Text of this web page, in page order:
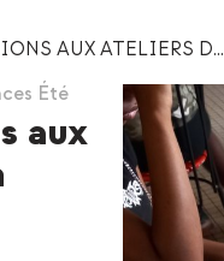
AUX ATELIERS D...
Été
aux